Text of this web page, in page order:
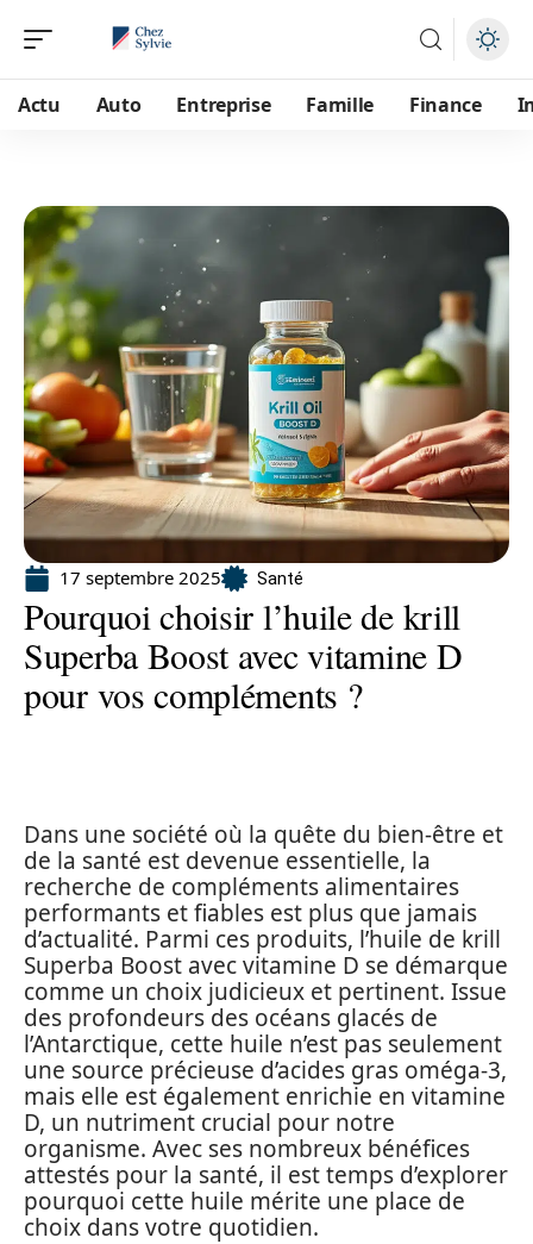
Actu Auto Entreprise Famille Finance
17 septembre 2025 Santé
Pourquoi choisir l’huile de krill
Superba Boost avec vitamine D
pour vos compléments ?
Dans une société où la quête du bien-être et
de la santé est devenue essentielle, la
recherche de compléments alimentaires
performants et fiables est plus que jamais
d’actualité. Parmi ces produits, l’huile de krill
Superba Boost avec vitamine D se démarque
comme un choix judicieux et pertinent. Issue
des profondeurs des océans glacés de
l’Antarctique, cette huile n’est pas seulement
une source précieuse d’acides gras oméga-3,
mais elle est également enrichie en vitamine
D, un nutriment crucial pour notre
organisme. Avec ses nombreux bénéfices
attestés pour la santé, il est temps d’explorer
pourquoi cette huile mérite une place de
choix dans votre quotidien.